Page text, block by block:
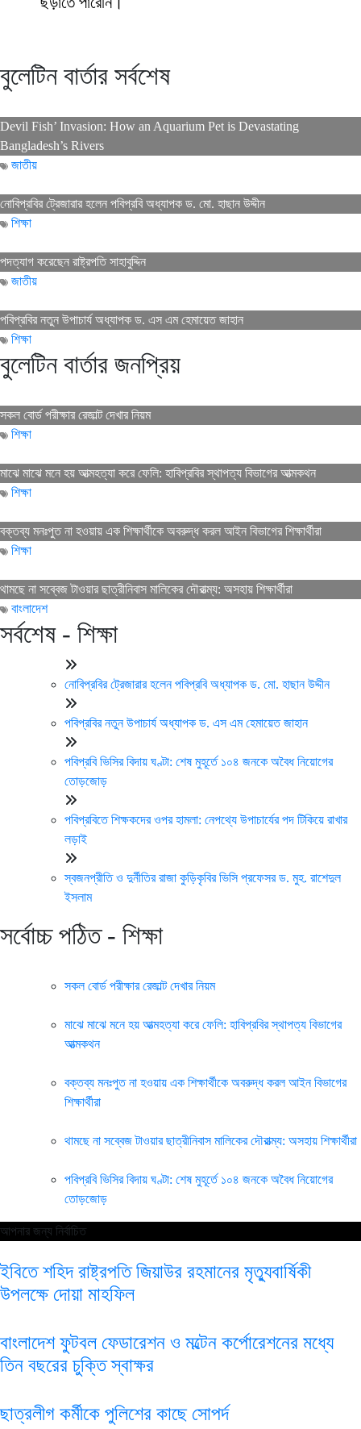
বুলেটিন বার্তার সর্বশেষ
Devil Fish’ Invasion: How an Aquarium Pet is Devastating
Bangladesh’s Rivers
জাতীয়
নোবিপ্রবির ট্রেজারার হলেন পবিপ্রবি অধ্যাপক ড. মো. হাছান উদ্দীন
শিক্ষা
পদত্যাগ করেছেন রাষ্ট্রপতি সাহাবুদ্দিন
জাতীয়
পবিপ্রবির নতুন উপাচার্য অধ্যাপক ড. এস এম হেমায়েত জাহান
শিক্ষা
বুলেটিন বার্তার জনপ্রিয়
সকল বোর্ড পরীক্ষার রেজাল্ট দেখার নিয়ম
শিক্ষা
মাঝে মাঝে মনে হয় আত্মহত্যা করে ফেলি: হাবিপ্রবির স্থাপত্য বিভাগের আত্মকথন
শিক্ষা
বক্তব্য মনঃপুত না হওয়ায় এক শিক্ষার্থীকে অবরুদ্ধ করল আইন বিভাগের শিক্ষার্থীরা
শিক্ষা
থামছে না সব্বেজ টাওয়ার ছাত্রীনিবাস মালিকের দৌরাত্ম্য: অসহায় শিক্ষার্থীরা
বাংলাদেশ
সর্বশেষ - শিক্ষা
নোবিপ্রবির ট্রেজারার হলেন পবিপ্রবি অধ্যাপক ড. মো. হাছান উদ্দীন
পবিপ্রবির নতুন উপাচার্য অধ্যাপক ড. এস এম হেমায়েত জাহান
পবিপ্রবি ভিসির বিদায় ঘণ্টা: শেষ মুহূর্তে ১০৪ জনকে অবৈধ নিয়োগের
তোড়জোড়
পবিপ্রবিতে শিক্ষকদের ওপর হামলা: নেপথ্যে উপাচার্যের পদ টিকিয়ে রাখার
লড়াই
স্বজনপ্রীতি ও দুর্নীতির রাজা কুড়িকৃবির ভিসি প্রফেসর ড. মুহ. রাশেদুল
ইসলাম
সর্বোচ্চ পঠিত - শিক্ষা
সকল বোর্ড পরীক্ষার রেজাল্ট দেখার নিয়ম
মাঝে মাঝে মনে হয় আত্মহত্যা করে ফেলি: হাবিপ্রবির স্থাপত্য বিভাগের
আত্মকথন
বক্তব্য মনঃপুত না হওয়ায় এক শিক্ষার্থীকে অবরুদ্ধ করল আইন বিভাগের
শিক্ষার্থীরা
থামছে না সব্বেজ টাওয়ার ছাত্রীনিবাস মালিকের দৌরাত্ম্য: অসহায় শিক্ষার্থীরা
পবিপ্রবি ভিসির বিদায় ঘণ্টা: শেষ মুহূর্তে ১০৪ জনকে অবৈধ নিয়োগের
তোড়জোড়
আপনার জন্য নির্বাচিত
ইবিতে শহিদ রাষ্ট্রপতি জিয়াউর রহমানের মৃত্যুবার্ষিকী
উপলক্ষে দোয়া মাহফিল
বাংলাদেশ ফুটবল ফেডারেশন ও মল্টেন কর্পোরেশনের মধ্যে
তিন বছরের চুক্তি স্বাক্ষর
ছাত্রলীগ কর্মীকে পুলিশের কাছে সোপর্দ